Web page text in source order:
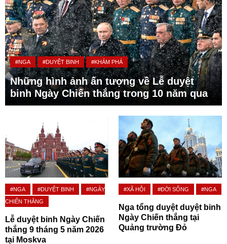
#NGA #DUYỆT BINH #KHÁM PHÁ
Những hình ảnh ấn tượng về Lễ duyệt
binh Ngày Chiến thắng trong 10 năm qua
#NGA #DUYỆT BINH
#NGÀY
CHIẾN THẮNG
Lễ duyệt binh Ngày Chiến
thắng 9 tháng 5 năm 2026
tại Moskva
#XÃ HỘI #ĐỜI SỐNG #NGA
Nga tổng duyệt duyệt binh
Ngày Chiến thắng tại
Quảng trường Đỏ